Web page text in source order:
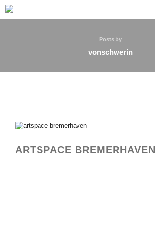
Posts by
vonschwerin
ARTSPACE BREMERHAVEN